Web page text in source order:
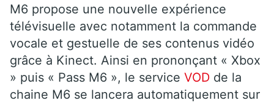
M6 propose une nouvelle expérience
télévisuelle avec notamment la commande
vocale et gestuelle de ses contenus vidéo
grâce à Kinect. Ainsi en prononçant « Xbox
» puis « Pass M6 », le service VOD de la
chaine M6 se lancera automatiquement sur